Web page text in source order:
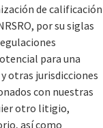
de calificación
por su siglas
para una
otras jurisdicciones
con nuestras
otro litigio,
así como